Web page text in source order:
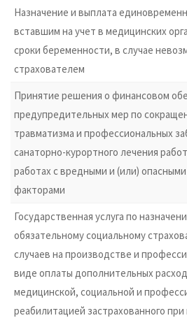
Назначение и выплата
вставшим на учет в медицинских
сроки беременности, в случае
страхователем
Принятие решения о финансовом
предупредительных мер по
травматизма и профессиональных
санаторно-курортного лечения
работах с вредными и (или)
факторами
Государственная услуга по
обязательному социальному
случаев на производстве и
виде оплаты дополнительных
медицинской, социальной и
реабилитацией застрахованного